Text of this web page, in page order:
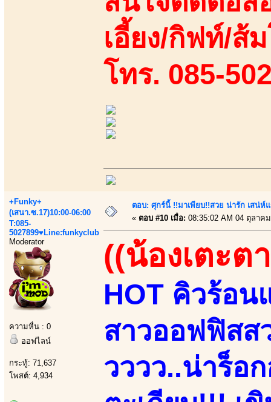
เอี้ยง/กิฟท์/ส้
โทร. 085-
+Funky+
(เสนา.ซ.17)10:00-06:00
T:085-
5027899♥Line:funkyclub
Moderator
ความหื่น : 0
ออฟไลน์
กระทู้: 71,637
โพสต์: 4,934
ตอบ: ศุกร์นี้ !!มาเพียบ!!สวย น่ารัก เสน่ห์
« ตอบ #10 เมื่อ: 08:35:02 AM 04 ตุลาค
((น้องเตะต
HOT คิวร้อน
สาวออฟฟิสส
วววว..น่าร็อ